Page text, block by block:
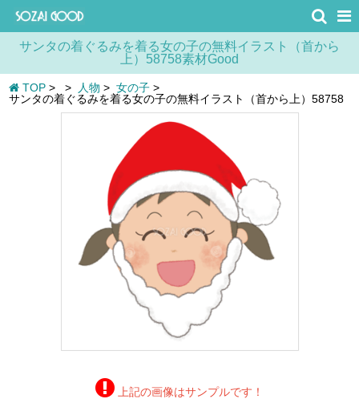
サンタの着ぐるみを着る女の子の無料イラスト（首から
上）58758素材Good
TOP > > 人物 > 女の子 >
サンタの着ぐるみを着る女の子の無料イラスト（首から上）58758
上記の画像はサンプルです！